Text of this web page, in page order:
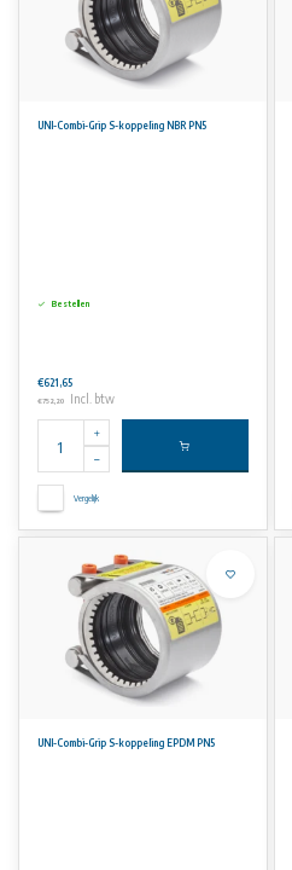
UNI-Combi-Grip S-koppeling NBR PN5
Bestellen
€621,65
€752,20 Incl. btw
Vergelijk
UNI-Combi-Grip S-koppeling EPDM PN5